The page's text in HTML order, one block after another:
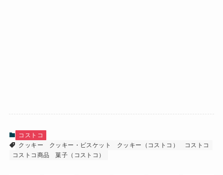
コストコ
クッキー
クッキー・ビスケット クッキー（コストコ）
コストコ
コストコ商品
菓子（コストコ）